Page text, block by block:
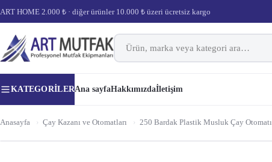
ART HOME 2.000 ₺ · diğer ürünler 10.000 ₺ üzeri ücretsiz kargo
KATEGORILERAna sayfaHakkımızdaİletişim
Anasayfa › Çay Kazanı ve Otomatları › 250 Bardak Plastik Musluk Çay Otomatı